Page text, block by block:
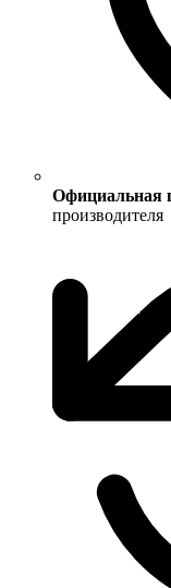
Официальная
производителя